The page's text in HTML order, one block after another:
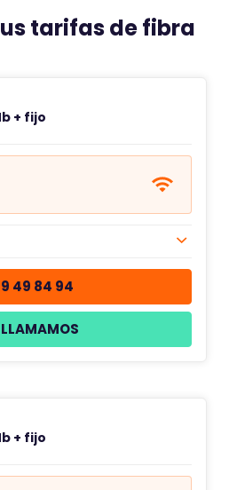
tarifas de fibra
+ fijo
49 84 94
LLAMAMOS
+ fijo